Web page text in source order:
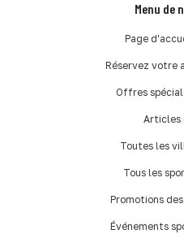
Menu de
Page
Réservez votre
Offres
Articles
Toutes les
Tous les
Promotions
Événements